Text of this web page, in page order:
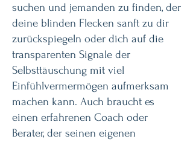
suchen und jemanden zu finden, der
deine blinden Flecken sanft zu dir
zurückspiegeln oder dich auf die
transparenten Signale der
Selbsttäuschung mit viel
Einfühlvermermögen aufmerksam
machen kann. Auch braucht es
einen erfahrenen Coach oder
Berater, der seinen eigenen